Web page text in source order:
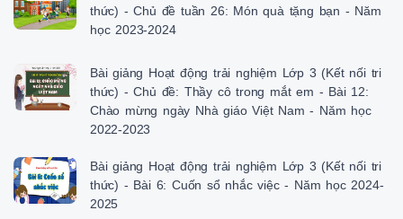
thức) - Chủ đề tuần 26: Món quà tặng bạn - Năm
học 2023-2024
Bài giảng Hoạt động trải nghiệm Lớp 3 (Kết nối tri
thức) - Chủ đề: Thầy cô trong mắt em - Bài 12:
Chào mừng ngày Nhà giáo Việt Nam - Năm học
2022-2023
Bài giảng Hoạt động trải nghiệm Lớp 3 (Kết nối tri
thức) - Bài 6: Cuốn sổ nhắc việc - Năm học 2024-
2025